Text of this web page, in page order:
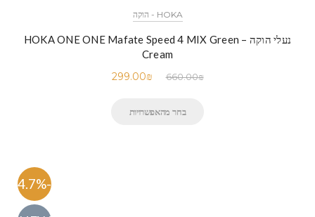
HOKA - הוקה
נעלי הוקה – HOKA ONE ONE Mafate Speed 4 MIX Green
Cream
660.00₪
299.00₪
בחר מהאפשרויות
-54.7%